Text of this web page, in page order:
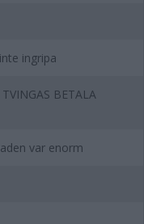
ingripa
BETALA
var enorm